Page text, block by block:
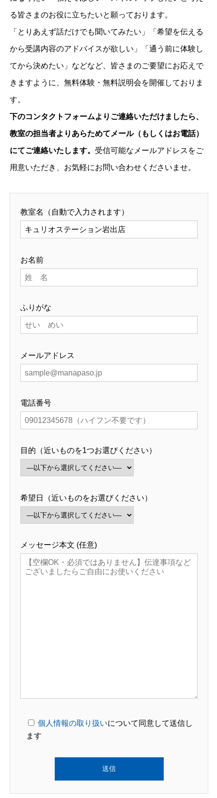
る皆さまのお役に立ちたいと願っております。
「とりあえず話だけでも聞いてみたい」「希望を伝える
から受講内容のアドバイスが欲しい」「通う前に体験し
てから決めたい」などなど、皆さまのご要望にお応えで
きますように、無料体験・無料説明会を開催しておりま
す。
下のコンタクトフォームよりご連絡いただけましたら、
教室の担当者よりあらためてメール（もしくはお電話）
にてご連絡いたします。 受信可能なメールアドレスをご
用意いただき、お気軽にお問い合わせくださいませ。
教室名（自動で入力されます）
お名前
ふりがな
メールアドレス
電話番号
目的（近いものを1つお選びください）
希望日（近いものをお選びください）
メッセージ本文 (任意)
個人情報の取り扱いについて同意して送信し
ます